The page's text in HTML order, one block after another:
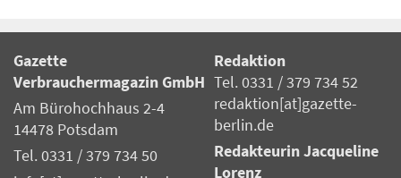
Gazette
Verbrauchermagazin GmbH
Am Bürohochhaus 2-4
14478 Potsdam
Tel. 0331 / 379 734 50
Redaktion
Tel. 0331 / 379 734 52
redaktion[at]gazette-
berlin.de
Redakteurin Jacqueline
Lorenz